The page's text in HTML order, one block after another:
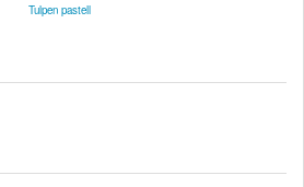
Tulpen pastell